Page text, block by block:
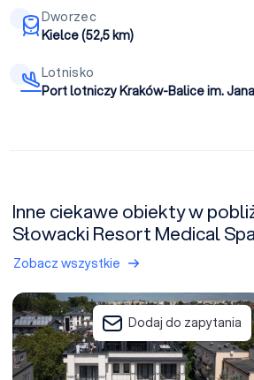
Dworzec
Kielce (52,5 km)
Lotnisko
Port lotniczy Kraków-Balice im. Jana
Inne ciekawe obiekty w
Słowacki Resort Medical Spa
Zobacz wszystkie
Hotel Polonia Park Busko-Zdrój
Dodaj do zapytania